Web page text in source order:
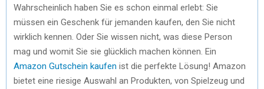
Wahrscheinlich haben Sie es schon einmal erlebt: Sie
müssen ein Geschenk für jemanden kaufen, den Sie nicht
wirklich kennen. Oder Sie wissen nicht, was diese Person
mag und womit Sie sie glücklich machen können. Ein
Amazon Gutschein kaufen ist die perfekte Lösung! Amazon
bietet eine riesige Auswahl an Produkten, von Spielzeug und